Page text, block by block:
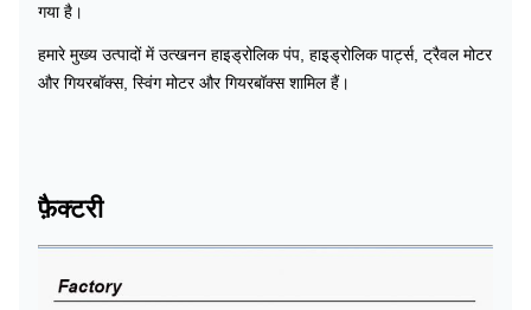
गया है।
हमारे मुख्य उत्पादों में उत्खनन हाइड्रोलिक पंप, हाइड्रोलिक पार्ट्स, ट्रैवल मोटर
और गियरबॉक्स, स्विंग मोटर और गियरबॉक्स शामिल हैं।
फ़ैक्टरी